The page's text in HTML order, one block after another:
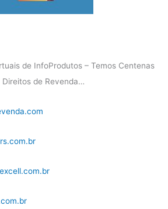
de InfoProdutos – Temos Centenas
de Revenda…